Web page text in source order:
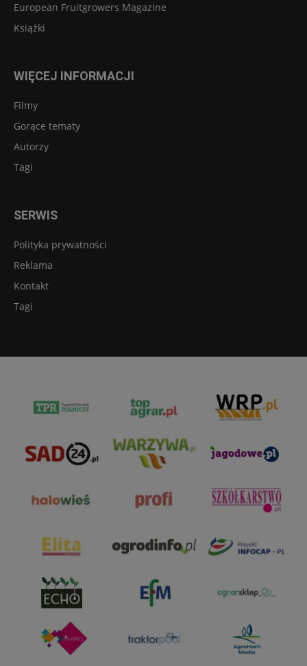
European Fruitgrowers Magazine
Książki
WIĘCEJ INFORMACJI
Filmy
Gorące tematy
Autorzy
Tagi
SERWIS
Polityka prywatności
Reklama
Kontakt
Tagi